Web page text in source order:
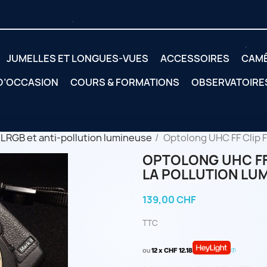
JUMELLES ET LONGUES-VUES ACCESSOIRES
COURS & FORMATIONS
et anti-pollution lumineuse Optolong UHC FF
OPTOLONG UHC
LA POLLUTION
139,00 CHF
TTC
ou12 x CHF 12.18